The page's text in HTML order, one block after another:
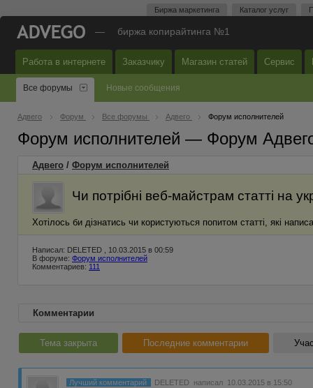
Биржа маркетинга Каталог услуг
— биржа копирайтинга №1
Работа в интернете Заказчику Магазин статей Сервис
Все форумы Новые сообщения
Адвего Форум Все форумы Адвего Форум исполнителей
Форум исполнителей — Форум
Адвего / Форум исполнителей
Чи потрібні веб-майстрам статті на
Хотілось би дізнатись чи користуються попитом статті, які
Написал: DELETED , 10.03.2015 в 00:59
В форуме: Форум исполнителей
Комментариев: 111
Комментарии
Тема закрыта Последние комментарии
Лучший комментарий DELETED написал 10.03.2015 в 15:50